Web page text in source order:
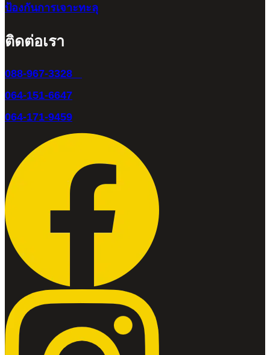
ป้องกันการเจาะทะลุ
ติดต่อเรา
088-967-3328
064-151-6647
064-171-9459